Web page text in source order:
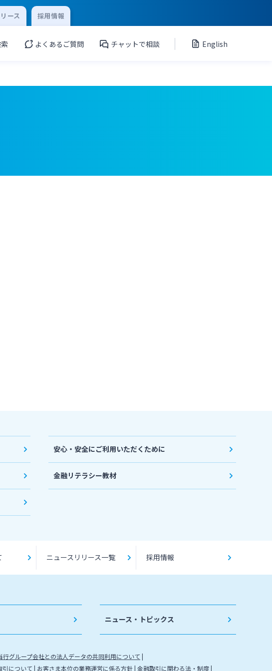
ース 採用情報
よくあるご質問 チャットで相談 English
安心・安全にご利用いただくために
金融リテラシー教材
ニュースリリース一覧 採用情報
ニュース・トピックス
行グループ会社との法人データの共同利用について
引について お客さま本位の業務運営に係る方針 金融取引に関わる法・制度